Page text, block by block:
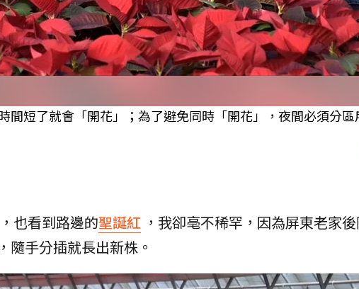
間短了就會「開花」；為了避免同時「開花」，夜間必須分區
也看到路邊的聖誕紅 ，我卻亳不稀罕，因為屏東老家
隨手分插就長出新株。